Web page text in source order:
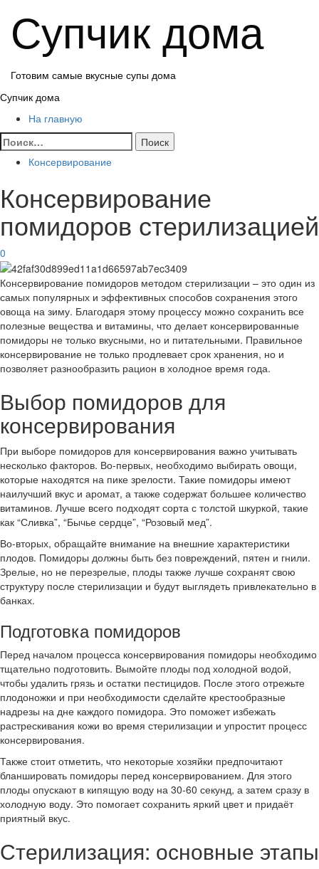
содержимому
Супчик дома
Готовим самые вкусные супы дома
Основное
Супчик дома
На главную
Найти:
Консервирование
Консервирование
помидоров стерилизацией
0
Консервирование помидоров методом стерилизации – это один из
самых популярных и эффективных способов сохранения этого
овоща на зиму. Благодаря этому процессу можно сохранить все
полезные вещества и витамины, что делает консервированные
помидоры не только вкусными, но и питательными. Правильное
консервирование не только продлевает срок хранения, но и
позволяет разнообразить рацион в холодное время года.
Выбор помидоров для
консервирования
При выборе помидоров для консервирования важно учитывать
несколько факторов. Во-первых, необходимо выбирать овощи,
которые находятся на пике зрелости. Такие помидоры имеют
наилучший вкус и аромат, а также содержат большее количество
витаминов. Лучше всего подходят сорта с толстой шкуркой, такие
как “Сливка”, “Бычье сердце”, “Розовый мед”.
Во-вторых, обращайте внимание на внешние характеристики
плодов. Помидоры должны быть без повреждений, пятен и гнили.
Зрелые, но не перезрелые, плоды также лучше сохранят свою
структуру после стерилизации и будут выглядеть привлекательно в
банках.
Подготовка помидоров
Перед началом процесса консервирования помидоры необходимо
тщательно подготовить. Вымойте плоды под холодной водой,
чтобы удалить грязь и остатки пестицидов. После этого отрежьте
плодоножки и при необходимости сделайте крестообразные
надрезы на дне каждого помидора. Это поможет избежать
растрескивания кожи во время стерилизации и упростит процесс
консервирования.
Также стоит отметить, что некоторые хозяйки предпочитают
бланшировать помидоры перед консервированием. Для этого
плоды опускают в кипящую воду на 30-60 секунд, а затем сразу в
холодную воду. Это помогает сохранить яркий цвет и придаёт
приятный вкус.
Стерилизация: основные этапы